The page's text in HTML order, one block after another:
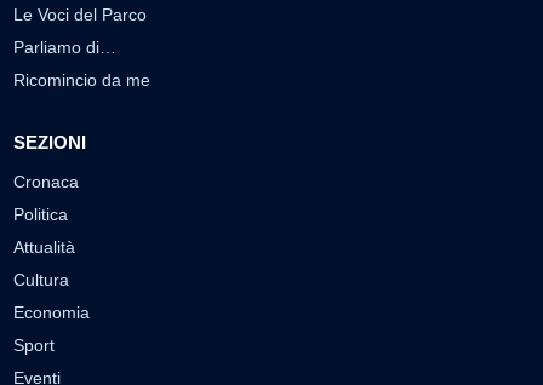
Le Voci del Parco
Parliamo di…
Ricomincio da me
SEZIONI
Cronaca
Politica
Attualità
Cultura
Economia
Sport
Eventi